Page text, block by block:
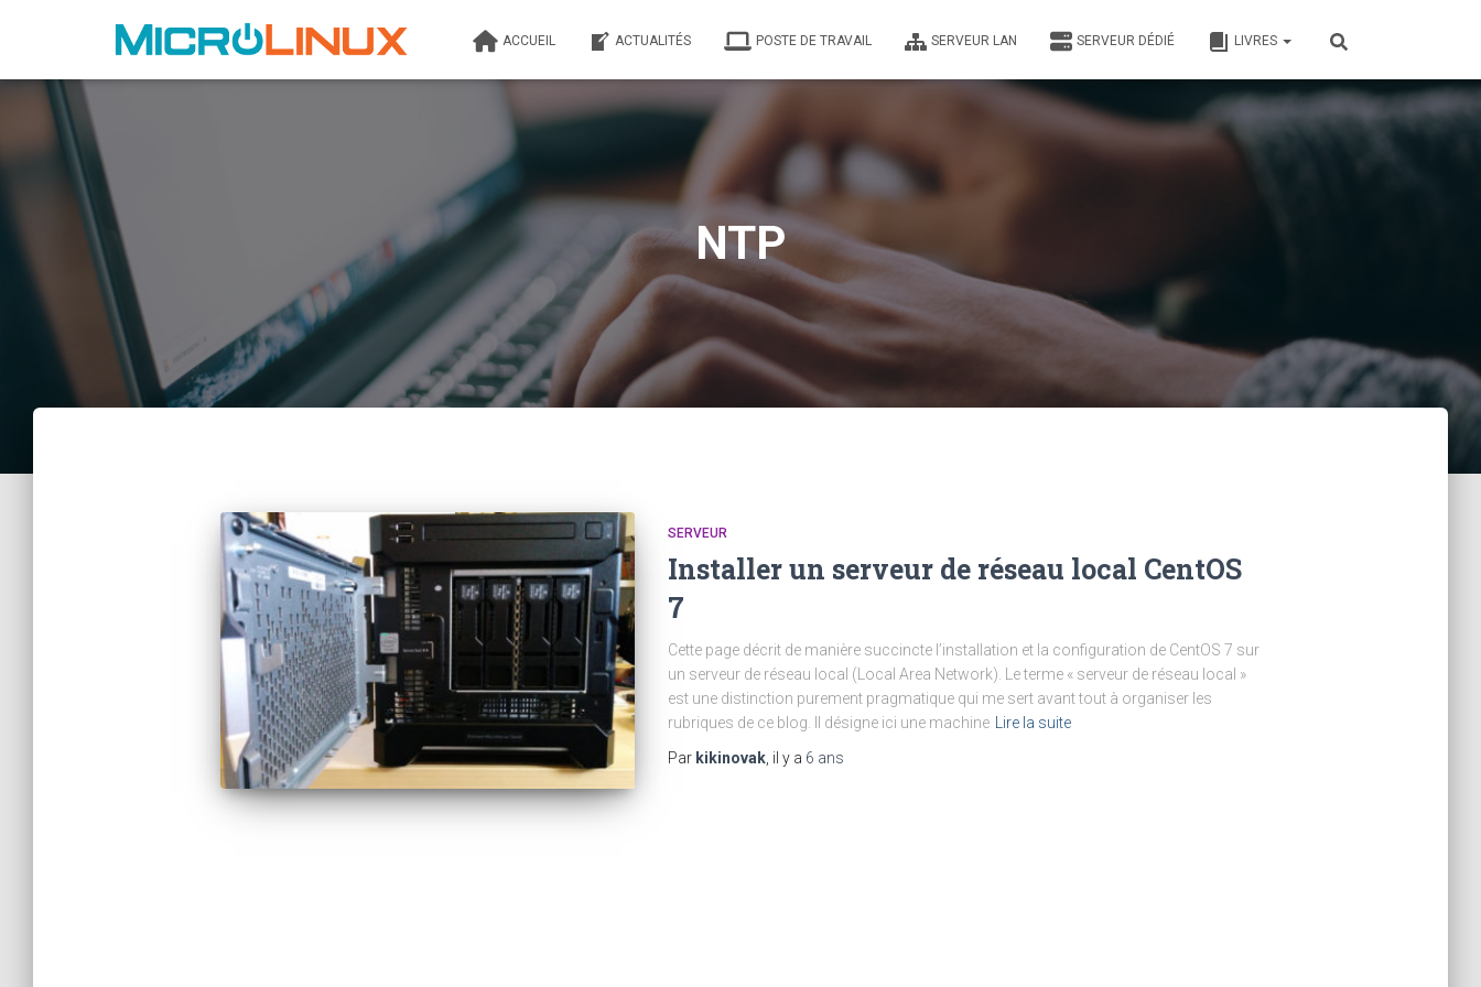
ACCUEIL ACTUALITÉS POSTE DE TRAVAIL SERVEUR LAN SERVEUR DÉDIÉ LIVRES
NTP
SERVEUR
Installer un serveur de réseau local CentOS
7
Cette page décrit de manière succincte l’installation et la configuration de CentOS 7 sur
un serveur de réseau local (Local Area Network). Le terme « serveur de réseau local »
est une distinction purement pragmatique qui me sert avant tout à organiser les
rubriques de ce blog. Il désigne ici une machine
Lire la suite
Par kikinovak, il y a 6 ans